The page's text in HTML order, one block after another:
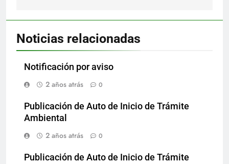
Noticias relacionadas
Notificación por aviso
2 años atrás
0
Publicación de Auto de Inicio de Trámite
Ambiental
2 años atrás
0
Publicación de Auto de Inicio de Trámite